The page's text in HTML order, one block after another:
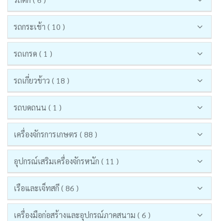
รถกระเช้า ( 10 )
รถเกรด ( 1 )
รถเกี่ยวข้าว ( 18 )
รถบดถนน ( 1 )
เครื่องจักรการเกษตร ( 88 )
อุปกรณ์เสริมเครื่องจักรหนัก ( 11 )
เรือและเจ็ทสกี ( 86 )
เครื่องมือก่อสร้างและอุปกรณ์ภาคสนาม ( 6 )